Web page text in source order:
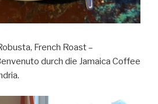
French Roast –
durch die Jamaica Coffee